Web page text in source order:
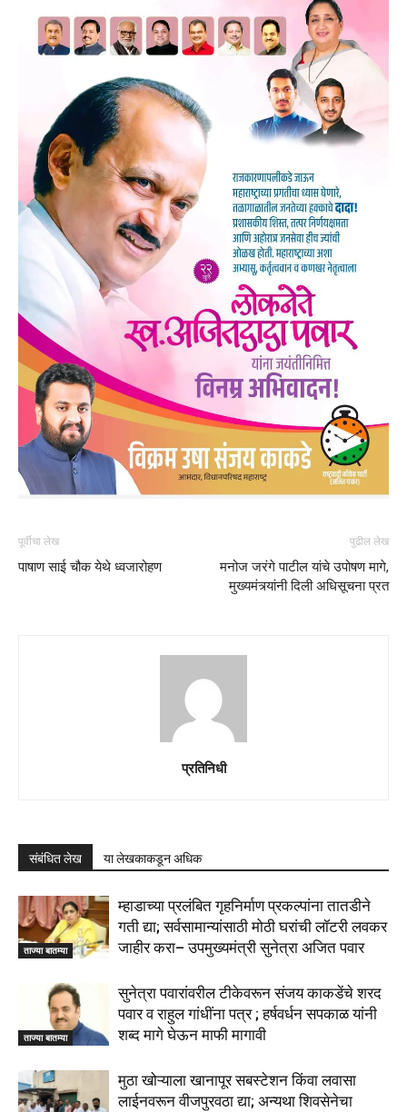
पूर्वीचा लेख
पाषाण साई चौक येथे ध्वजारोहण
पुढील लेख
मनोज जरंगे पाटील यांचे उपोषण मागे,
मुख्यमंत्र्यांनी दिली अधिसूचना प्रत
प्रतिनिधी
संबंधित लेख या लेखकाकडून अधिक
ताज्या बातम्या
म्हाडाच्या प्रलंबित गृहनिर्माण प्रकल्पांना तातडीने
गती द्या; सर्वसामान्यांसाठी मोठी घरांची लॉटरी लवकर
जाहीर करा– उपमुख्यमंत्री सुनेत्रा अजित पवार
ताज्या बातम्या
सुनेत्रा पवारांवरील टीकेवरून संजय काकडेंचे शरद
पवार व राहुल गांधींना पत्र ; हर्षवर्धन सपकाळ यांनी
शब्द मागे घेऊन माफी मागावी
मुठा खोऱ्याला खानापूर सबस्टेशन किंवा लवासा
लाईनवरून वीजपुरवठा द्या; अन्यथा शिवसेनेचा